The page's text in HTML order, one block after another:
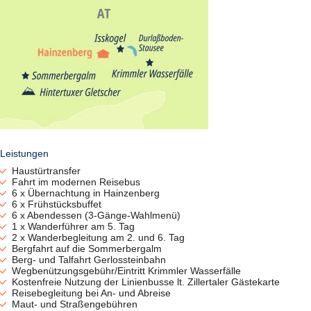
Leistungen
Haustürtransfer
Fahrt im modernen Reisebus
6 x Übernachtung in Hainzenberg
6 x Frühstücksbuffet
6 x Abendessen (3-Gänge-Wahlmenü)
1 x Wanderführer am 5. Tag
2 x Wanderbegleitung am 2. und 6. Tag
Bergfahrt auf die Sommerbergalm
Berg- und Talfahrt Gerlossteinbahn
Wegbenützungsgebühr/Eintritt Krimmler Wasserfälle
Kostenfreie Nutzung der Linienbusse lt. Zillertaler Gästekarte
Reisebegleitung bei An- und Abreise
Maut- und Straßengebühren